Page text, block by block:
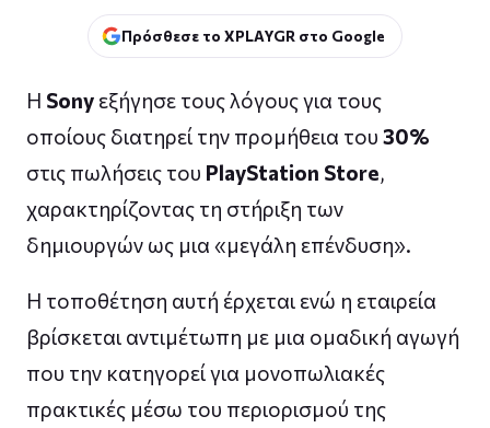
Πρόσθεσε το XPLAYGR στο Google
Η Sony εξήγησε τους λόγους για τους
οποίους διατηρεί την προμήθεια του 30%
στις πωλήσεις του PlayStation Store,
χαρακτηρίζοντας τη στήριξη των
δημιουργών ως μια «μεγάλη επένδυση».
Η τοποθέτηση αυτή έρχεται ενώ η εταιρεία
βρίσκεται αντιμέτωπη με μια ομαδική αγωγή
που την κατηγορεί για μονοπωλιακές
πρακτικές μέσω του περιορισμού της